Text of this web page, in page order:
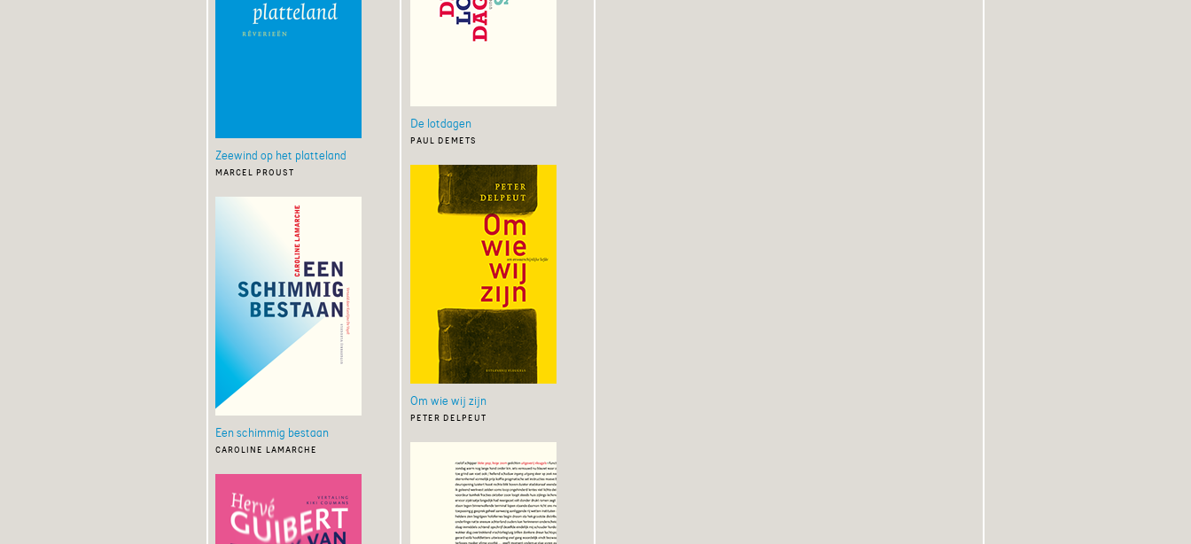
Zeewind op het platteland
marcel proust
Een schimmig bestaan
caroline lamarche
De lotdagen
paul demets
Om wie wij zijn
peter delpeut